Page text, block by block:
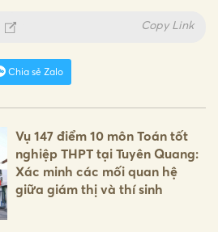
Copy Link
Chia sẻ Zalo
Vụ 147 điểm 10 môn Toán tốt
nghiệp THPT tại Tuyên Quang:
Xác minh các mối quan hệ
giữa giám thị và thí sinh